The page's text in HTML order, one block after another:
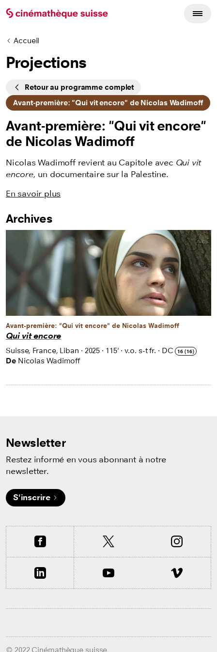
Accueil
Projections
CyclesRetour au programme complet
Avant-première: "Qui vit encore" de Nicolas Wadimoff
Avant-première: "Qui vit encore"
de Nicolas Wadimoff
Nicolas Wadimoff revient au Capitole avec Qui vit
encore, un documentaire sur la Palestine.
En savoir plus
Listing des films
Archives
Avant-première: "Qui vit encore" de Nicolas Wadimoff
Qui vit encore
Suisse, France, Liban · 2025 · 115' ·v.o. s-t fr. · DC 16 (16)
De Nicolas Wadimoff
Newsletter
Restez informé en vous abonnant à notre
newsletter.
S'inscrire
© 2022 Cinémathèque suisse